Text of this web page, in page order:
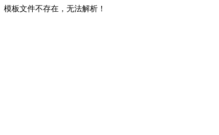
模板文件不存在，无法解析！